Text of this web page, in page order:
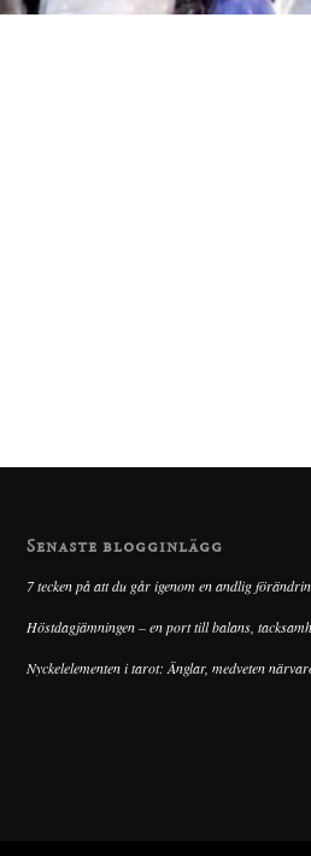
Senaste blogginlägg
7 tecken på att du går igenom en andlig
Höstdagjämningen – en port till balans,
Nyckelelementen i tarot: Änglar, medveten